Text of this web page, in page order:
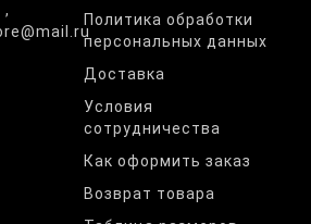
,
Политика обработки
персональных данных
Доставка
Условия
сотрудничества
Как оформить заказ
Возврат товара